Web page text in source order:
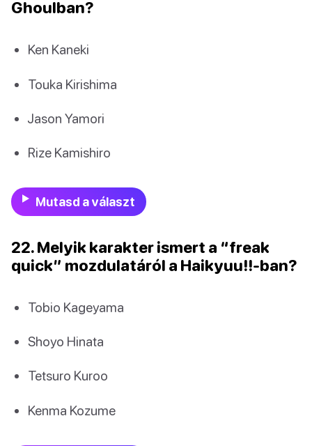
Ghoulban?
Ken Kaneki
Touka Kirishima
Jason Yamori
Rize Kamishiro
Mutasd a választ
22. Melyik karakter ismert a “freak
quick” mozdulatáról a Haikyuu!!-ban?
Tobio Kageyama
Shoyo Hinata
Tetsuro Kuroo
Kenma Kozume